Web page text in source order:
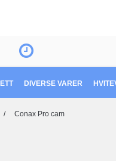
DIVERSE VARER
/ Conax Pro cam